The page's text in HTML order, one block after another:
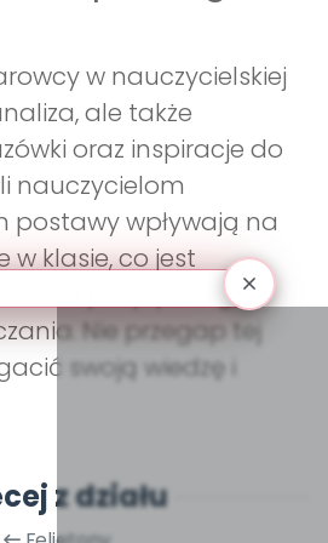
w nauczycielskiej
ale także
oraz inspiracje do
nauczycielom
postawy wpływają na
w klasie, co jest
pozytywnego
Nie przegap tej
swoją wiedzę i
z działu